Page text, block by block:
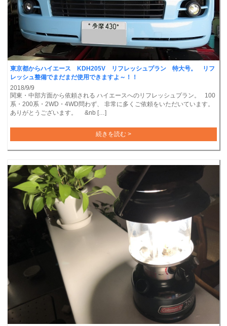
東京都からハイエース KDH205V リフレッシュプラン 特大号。 リフ
レッシュ整備でまだまだ使用できますよ～！！
2018/9/9
関東・中部方面から依頼される ハイエースへのリフレッシュプラン。 100
系・200系・2WD・4WD問わず、 非常に多くご依頼をいただいています。
ありがとうございます。 &nb […]
続きを読む >